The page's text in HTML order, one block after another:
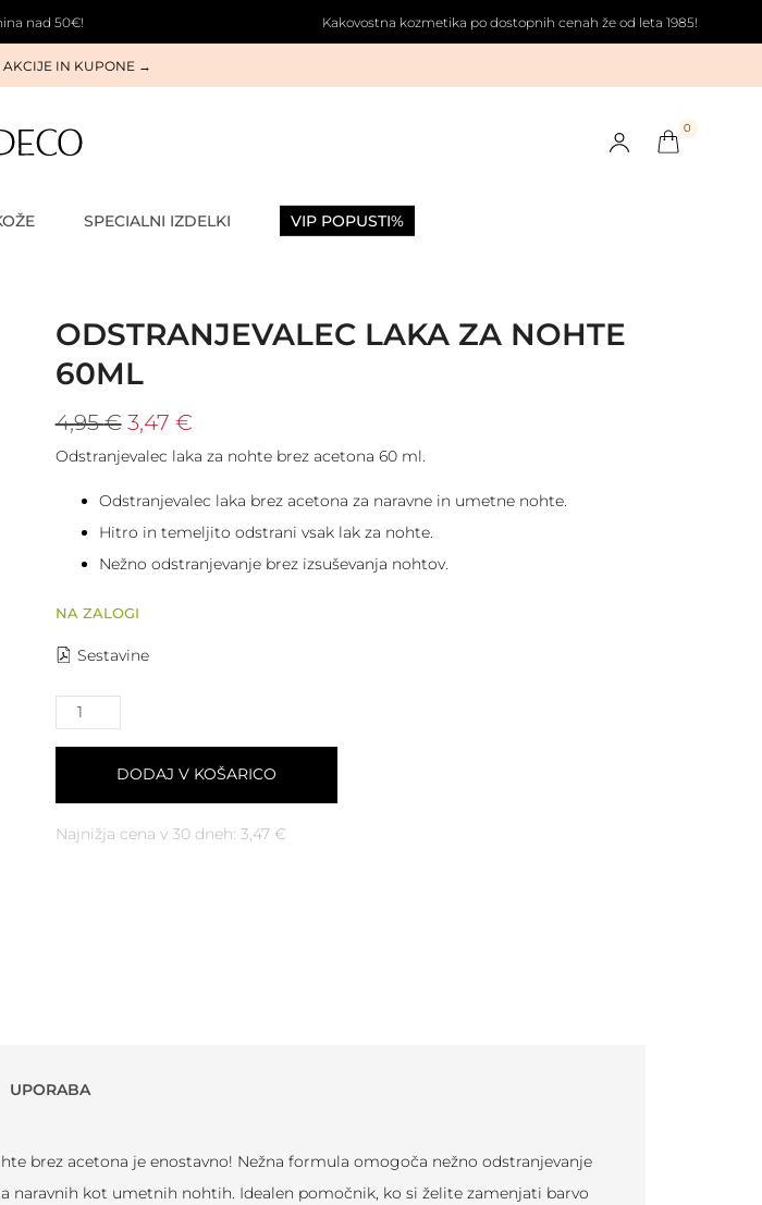
nad 50€! Kakovostna kozmetika po dostopnih cenah že od leta 1985!
AKCIJE IN KUPONE →
0
SPECIALNI IZDELKI VIP POPUSTI%
ODSTRANJEVALEC LAKA ZA NOHTE
60ML
4,95€ 3,47 €
Odstranjevalec laka za nohte brez acetona 60 ml.
Odstranjevalec laka brez acetona za naravne in umetne nohte.
Hitro in temeljito odstrani vsak lak za nohte.
Nežno odstranjevanje brez izsuševanja nohtov.
NA ZALOGI
Sestavine
DODAJ V KOŠARICO
Najnižja cena v 30 dneh: 3,47 €
UPORABA
brez acetona je enostavno! Nežna formula omogoča nežno odstranjevanje
naravnih kot umetnih nohtih. Idealen pomočnik, ko si želite zamenjati barvo